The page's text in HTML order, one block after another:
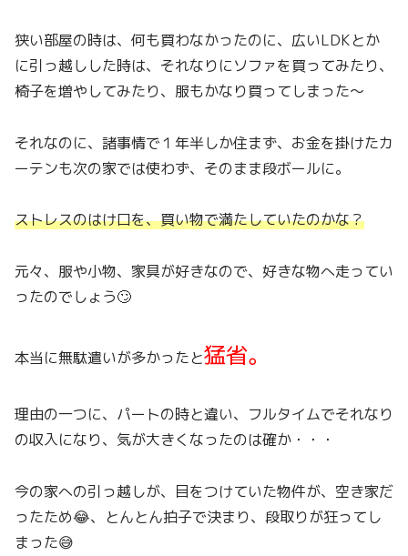
狭い部屋の時は、何も買わなかったのに、広いLDKとか
に引っ越しした時は、それなりにソファを買ってみたり、
椅子を増やしてみたり、服もかなり買ってしまった～
それなのに、諸事情で１年半しか住まず、お金を掛けたカ
ーテンも次の家では使わず、そのまま段ボールに。
ストレスのはけ口を、買い物で満たしていたのかな？
元々、服や小物、家具が好きなので、好きな物へ走ってい
ったのでしょう🙄
本当に無駄遣いが多かったと猛省。
理由の一つに、パートの時と違い、フルタイムでそれなり
の収入になり、気が大きくなったのは確か・・・
今の家への引っ越しが、目をつけていた物件が、空き家だ
ったため😂、とんとん拍子で決まり、段取りが狂ってし
まった😅